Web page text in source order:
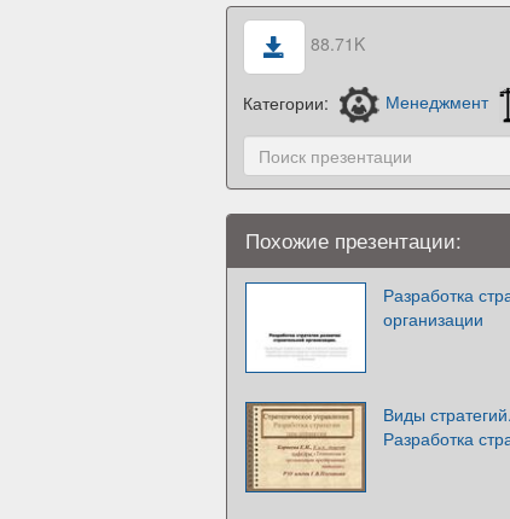
88.71K
Категории: Менеджмент
Похожие презентации:
Разработка
организации
Виды
Разработка